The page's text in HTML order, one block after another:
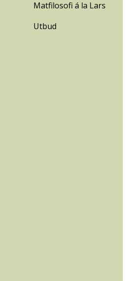
Matfilosofi á la Lars
Utbud